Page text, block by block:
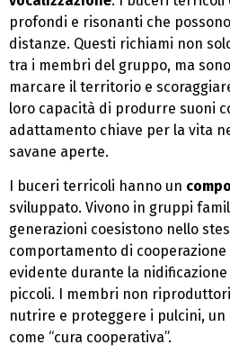
profondi e risonanti che
distanze. Questi richiami non
tra i membri del gruppo, ma
marcare il territorio e
loro capacità di produrre suoni
adattamento chiave per la vita
savane aperte.
I buceri terricoli hanno un
sviluppato. Vivono in gruppi
generazioni coesistono nello
comportamento di
evidente durante la nidificazione
piccoli. I membri non
nutrire e proteggere i pulcini,
come “cura cooperativa”.